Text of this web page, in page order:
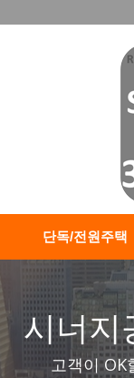
단독/전원주택
시너지
고객이 OK